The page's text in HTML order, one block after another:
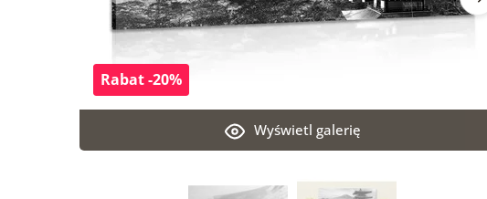
Wyświetl galerię
Rabat -20%